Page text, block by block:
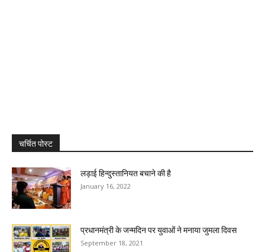
चर्चित पोस्ट
लड़ाई हिन्दुस्तानियत बचाने की है
January 16, 2022
प्रधानमंत्री के जन्मदिन पर युवाओं ने मनाया जुमला दिवस
September 18, 2021